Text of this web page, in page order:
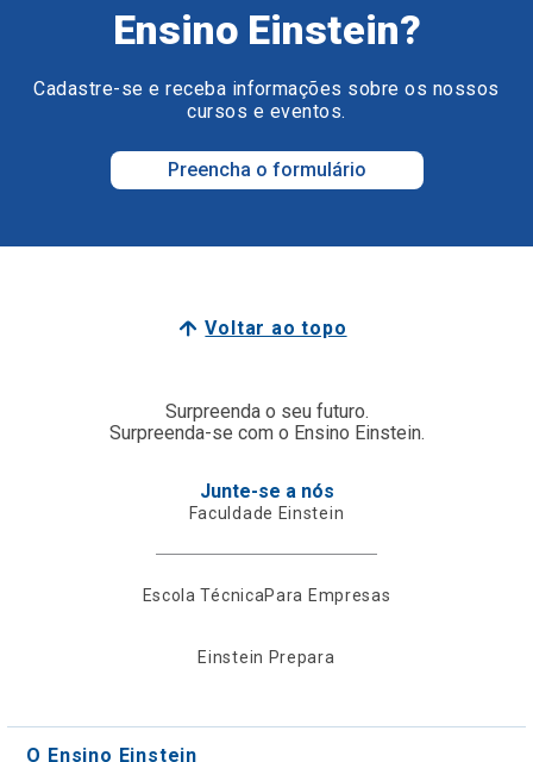
Ensino Einstein?
Cadastre-se e receba informações sobre os nossos
cursos e eventos.
Preencha o formulário
Voltar ao topo
Surpreenda o seu futuro.
Surpreenda-se com o Ensino Einstein.
Junte-se a nós
Faculdade Einstein
Escola TécnicaPara Empresas
Einstein Prepara
O Ensino Einstein